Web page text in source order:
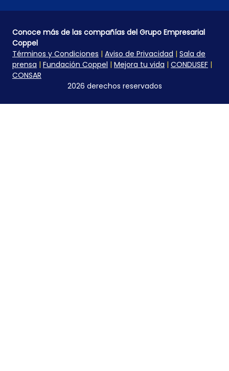
Conoce más de las compañías del Grupo Empresarial
Coppel
Términos y Condiciones | Aviso de Privacidad | Sala de
prensa | Fundación Coppel | Mejora tu vida | CONDUSEF |
CONSAR
2026 derechos reservados